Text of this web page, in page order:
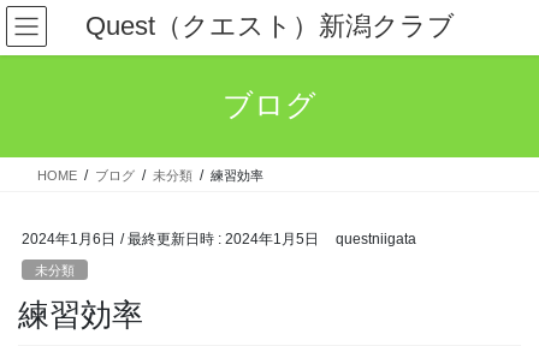
コ
ン
テ
ス
ナ
ビ
ゲ
ン
Quest（クエスト）新潟クラブ
ブログ
HOME ブログ 未分類 練習効率
2024年1月6日 / 最終更新日時 : 2024年1月5日 questniigata
未分類
練習効率